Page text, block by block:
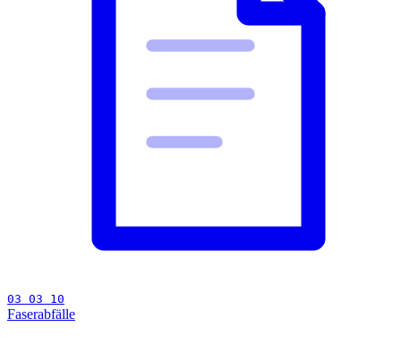
03 03 10
Faserabfälle